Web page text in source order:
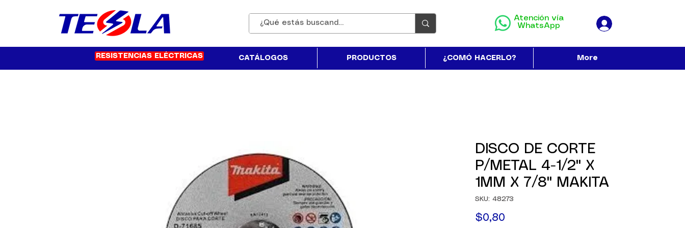
Atención vía
WhatsApp
RESISTENCIAS ELÉCTRICAS CATÁLOGOS PRODUCTOS ¿COMÓ HACERLO? More
DISCO DE CORTE
P/METAL 4-1/2" X
1MM X 7/8" MAKITA
SKU: 48273
$0,80